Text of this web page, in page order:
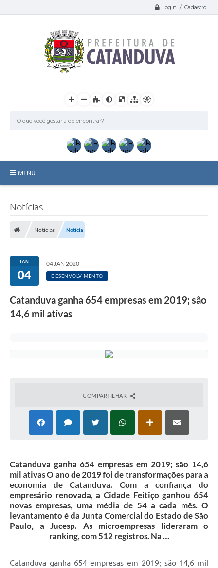
Login / Cadastro
MENU
Licitações / PCA
Transparência
Contratos
Projetos
Links
Telefones Úteis
A Prefeitura
Jornal
Notícias
Notícias Notícia
JAN
04
04 JAN 2020
DESENVOLVIMENTO
Catanduva ganha 654 empresas em 2019; são
14,6 mil ativas
COMPARTILHAR
Catanduva ganha 654 empresas em 2019; são 14,6
mil ativas O ano de 2019 foi de transformações para a
economia de Catanduva. Com a confiança do
empresário renovada, a Cidade Feitiço ganhou 654
novas empresas, uma média de 54 a cada mês. O
levantamento é da Junta Comercial do Estado de São
Paulo, a Jucesp. As microempresas lideraram o
ranking, com 512 registros. Na …
Catanduva ganha 654 empresas em 2019; são 14,6 mil